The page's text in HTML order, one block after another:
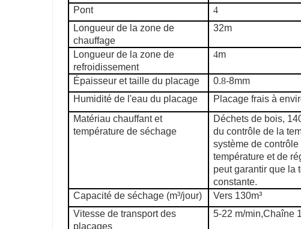
Pont
4
Longueur de la zone de
chauffage
32m
Longueur de la zone de
refroidissement
4m
Épaisseur et taille du placage 0.8-8mm
Humidité de l'eau du placage
Placage frais à
Matériau chauffant et
température de séchage
Déchets de bois,
du contrôle de la
système de
température et de
peut garantir que la
constante.
Capacité de séchage (m³/jour)
Vers 130m³
Vitesse de transport des
placages
5-22 m/min,Chaîne